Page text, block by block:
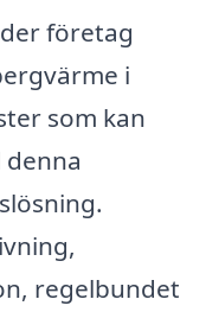
företag
i
som kan
regelbundet